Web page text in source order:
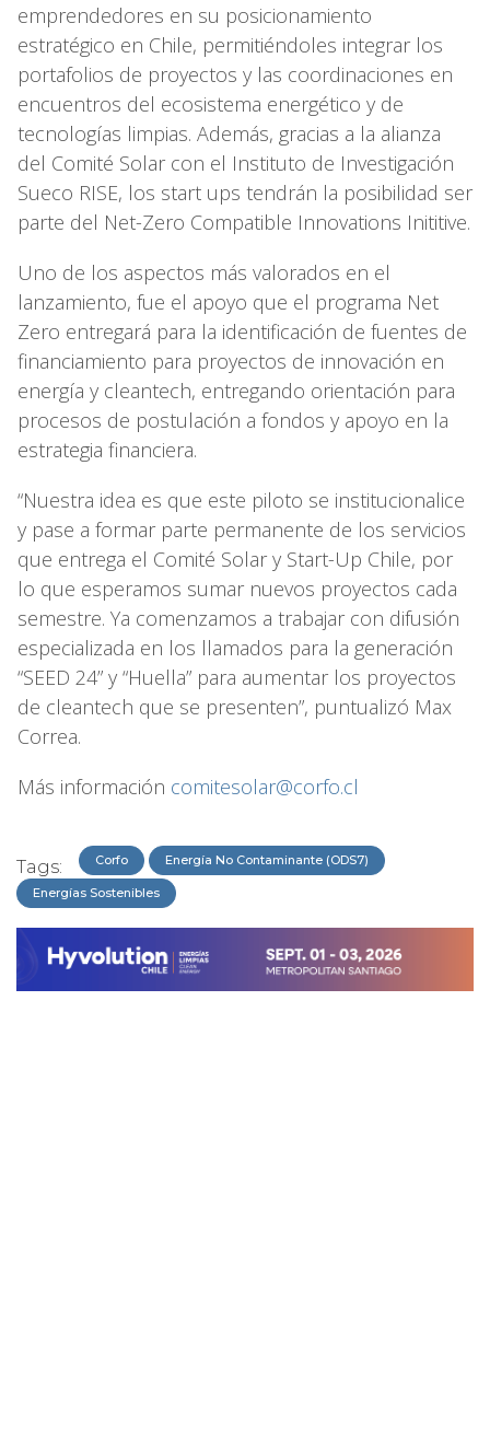
emprendedores en su posicionamiento
estratégico en Chile, permitiéndoles integrar los
portafolios de proyectos y las coordinaciones en
encuentros del ecosistema energético y de
tecnologías limpias. Además, gracias a la alianza
del Comité Solar con el Instituto de Investigación
Sueco RISE, los start ups tendrán la posibilidad ser
parte del Net-Zero Compatible Innovations Inititive.
Uno de los aspectos más valorados en el
lanzamiento, fue el apoyo que el programa Net
Zero entregará para la identificación de fuentes de
financiamiento para proyectos de innovación en
energía y cleantech, entregando orientación para
procesos de postulación a fondos y apoyo en la
estrategia financiera.
“Nuestra idea es que este piloto se institucionalice
y pase a formar parte permanente de los servicios
que entrega el Comité Solar y Start-Up Chile, por
lo que esperamos sumar nuevos proyectos cada
semestre. Ya comenzamos a trabajar con difusión
especializada en los llamados para la generación
“SEED 24” y “Huella” para aumentar los proyectos
de cleantech que se presenten”, puntualizó Max
Correa.
Más información comitesolar@corfo.cl
Tags: Corfo Energía No Contaminante (ODS7)
Energías Sostenibles